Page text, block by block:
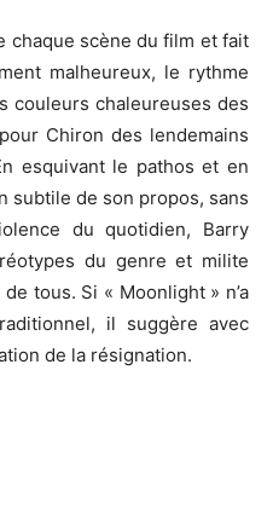
chaque scène du film et fait
malheureux, le rythme
couleurs chaleureuses des
Chiron des lendemains
esquivant le pathos et en
subtile de son propos, sans
du quotidien, Barry
du genre et milite
tous. Si « Moonlight» n’a
il suggère avec
de la résignation.